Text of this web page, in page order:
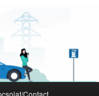
Contact